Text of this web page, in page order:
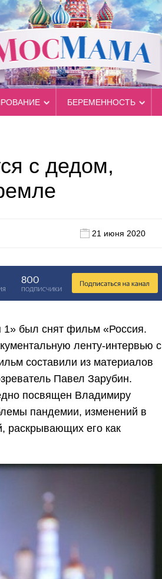
БЕРЕМЕННОСТЬ
с дедом,
21 июня 2020
был снят фильм «Россия.
ленту-интервью с
составили из материалов
Павел Зарубин.
посвящен Владимиру
пандемии, изменений в
раскрывающих его как